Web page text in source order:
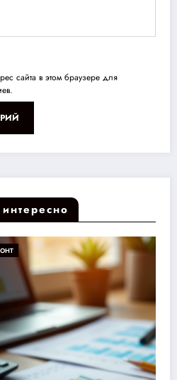
сайта в этом браузере для